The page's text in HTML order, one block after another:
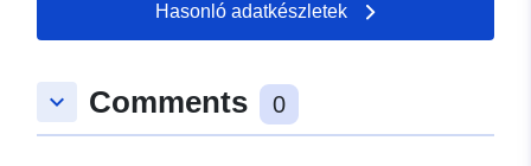
Hasonló adatkészletek
keyboard_arrow_down Comments 0